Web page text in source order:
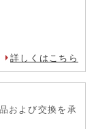
詳しくはこちら
および交換を承